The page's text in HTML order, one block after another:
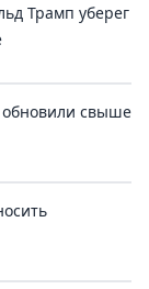
Трамп уберег
обновили свыше